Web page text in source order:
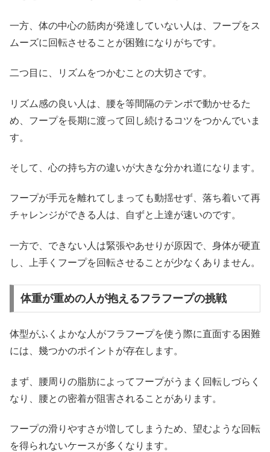
一方、体の中心の筋肉が発達していない人は、フープをス
ムーズに回転させることが困難になりがちです。
二つ目に、リズムをつかむことの大切さです。
リズム感の良い人は、腰を等間隔のテンポで動かせるた
め、フープを長期に渡って回し続けるコツをつかんでいま
す。
そして、心の持ち方の違いが大きな分かれ道になります。
フープが手元を離れてしまっても動揺せず、落ち着いて再
チャレンジができる人は、自ずと上達が速いのです。
一方で、できない人は緊張やあせりが原因で、身体が硬直
し、上手くフープを回転させることが少なくありません。
体重が重めの人が抱えるフラフープの挑戦
体型がふくよかな人がフラフープを使う際に直面する困難
には、幾つかのポイントが存在します。
まず、腰周りの脂肪によってフープがうまく回転しづらく
なり、腰との密着が阻害されることがあります。
フープの滑りやすさが増してしまうため、望むような回転
を得られないケースが多くなります。